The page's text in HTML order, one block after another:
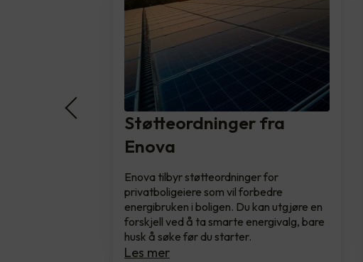
Støtteordninger fra
Enova
Enova tilbyr støtteordninger for
privatboligeiere som vil forbedre
energibruken i boligen. Du kan utgjøre en
forskjell ved å ta smarte energivalg, bare
husk å søke før du starter.
Les mer